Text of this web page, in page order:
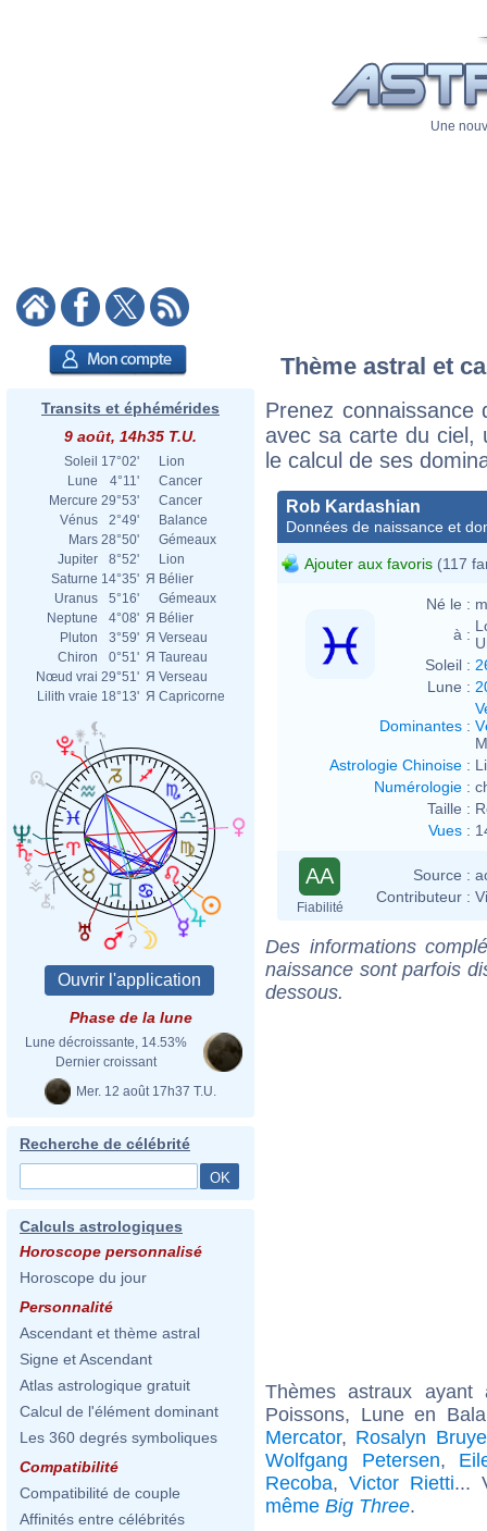
Une
Transits et éphémérides
9 août, 14h35 T.U.
Soleil 17°02'
Lion
Lune
4°11'
Cancer
Mercure 29°53'
Cancer
Vénus
2°49'
Balance
Mars 28°50'
Gémeaux
Jupiter
8°52'
Lion
Saturne 14°35' Я Bélier
Uranus
5°16'
Gémeaux
Neptune
4°08' Я Bélier
Pluton
3°59' Я Verseau
Chiron
0°51' Я Taureau
Nœud vrai 29°51' Я Verseau
Lilith vraie 18°13' Я Capricorne
Phase de la lune
Lune décroissante, 14.53%
Dernier croissant
Mer. 12 août 17h37 T.U.
Recherche de célébrité
Calculs astrologiques
Horoscope personnalisé
Horoscope du jour
Personnalité
Ascendant et thème astral
Signe et Ascendant
Atlas astrologique gratuit
Calcul de l'élément dominant
Les 360 degrés symboliques
Compatibilité
Compatibilité de couple
Affinités entre célébrités
Thème astral et
Prenez
avec sa carte du ciel,
le calcul de ses
Rob Kardashian
Données de naissance et
Ajouter aux favoris (117
Né le :
à :
Soleil :
Lune :
Dominantes :
Astrologie Chinoise :
Numérologie :
Taille :
Vues :
AA
Fiabilité
Source :
Contributeur :
Des informations
naissance sont parfois
dessous.
Thèmes astraux
Poissons, Lune en
Mercator, Rosalyn
Wolfgang Petersen,
Recoba, Victor Rietti...
même Big Three.